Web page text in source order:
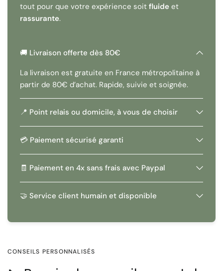
tout pour que votre expérience soitfluide et
rassurante.
🚚 Livraison offerte dès 80€
La livraison est gratuite en France métropolitaine à
partir de 80€ d’achat. Rapide, suivie et soignée.
📍 Point relais ou domicile, à vous de choisir
💳 Paiement sécurisé garanti
🧾 Paiement en 4x sans frais avec Paypal
🤝 Service client humain et disponible
CONSEILS PERSONNALISÉS